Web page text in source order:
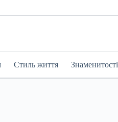
Стиль життя Знаменитості